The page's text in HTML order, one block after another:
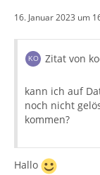
16. Januar 2023 um
Zitat von
kann ich auf
noch nicht
kommen?
Hallo